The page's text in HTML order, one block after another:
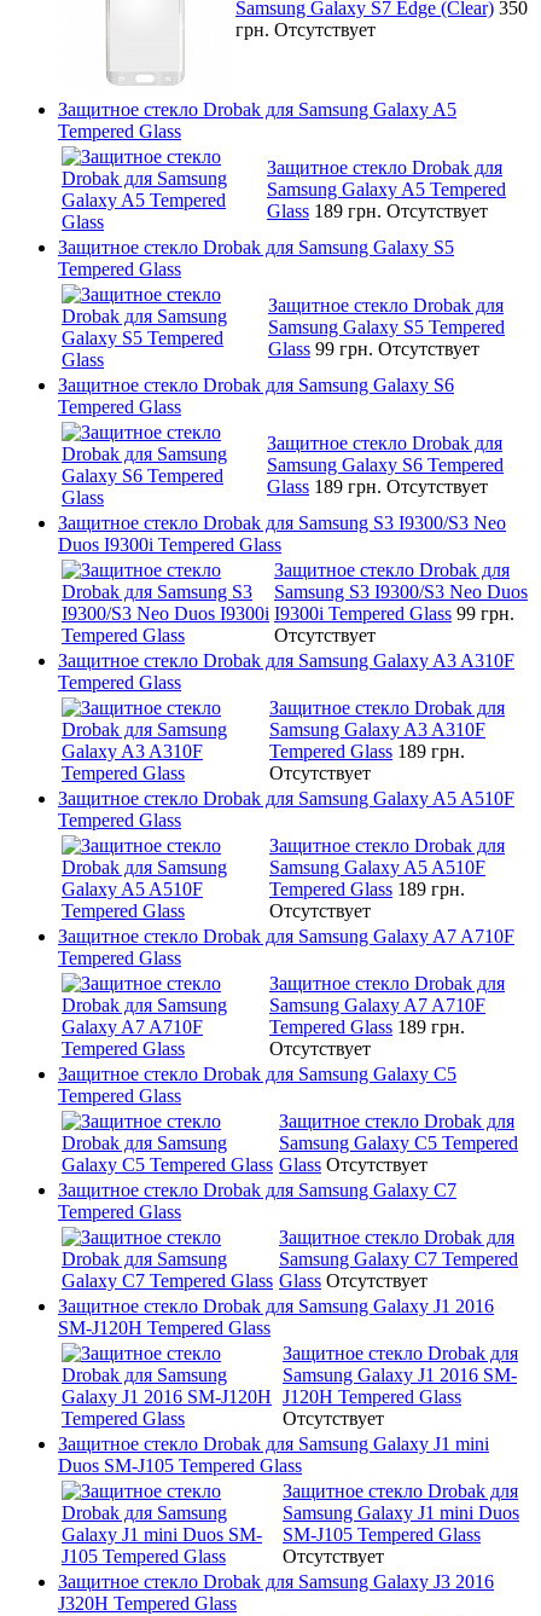
Samsung Galaxy S7 Edge (Clear) 350
грн. Отсутствует
Защитное стекло Drobak для Samsung Galaxy A5
Tempered Glass
Защитное стекло Drobak для
Samsung Galaxy A5 Tempered
Glass 189 грн. Отсутствует
Защитное стекло Drobak для Samsung Galaxy S5
Tempered Glass
Защитное стекло Drobak для
Samsung Galaxy S5 Tempered
Glass 99 грн. Отсутствует
Защитное стекло Drobak для Samsung Galaxy S6
Tempered Glass
Защитное стекло Drobak для
Samsung Galaxy S6 Tempered
Glass 189 грн. Отсутствует
Защитное стекло Drobak для Samsung S3 I9300/S3 Neo
Duos I9300i Tempered Glass
Защитное стекло Drobak для
Samsung S3 I9300/S3 Neo Duos
I9300i Tempered Glass 99 грн.
Отсутствует
Защитное стекло Drobak для Samsung Galaxy A3 A310F
Tempered Glass
Защитное стекло Drobak для
Samsung Galaxy A3 A310F
Tempered Glass 189 грн.
Отсутствует
Защитное стекло Drobak для Samsung Galaxy A5 A510F
Tempered Glass
Защитное стекло Drobak для
Samsung Galaxy A5 A510F
Tempered Glass 189 грн.
Отсутствует
Защитное стекло Drobak для Samsung Galaxy A7 A710F
Tempered Glass
Защитное стекло Drobak для
Samsung Galaxy A7 A710F
Tempered Glass 189 грн.
Отсутствует
Защитное стекло Drobak для Samsung Galaxy C5
Tempered Glass
Защитное стекло Drobak для
Samsung Galaxy C5 Tempered
Glass Отсутствует
Защитное стекло Drobak для Samsung Galaxy C7
Tempered Glass
Защитное стекло Drobak для
Samsung Galaxy C7 Tempered
Glass Отсутствует
Защитное стекло Drobak для Samsung Galaxy J1 2016
SM-J120H Tempered Glass
Защитное стекло Drobak для
Samsung Galaxy J1 2016 SM-
J120H Tempered Glass
Отсутствует
Защитное стекло Drobak для Samsung Galaxy J1 mini
Duos SM-J105 Tempered Glass
Защитное стекло Drobak для
Samsung Galaxy J1 mini Duos
SM-J105 Tempered Glass
Отсутствует
Защитное стекло Drobak для Samsung Galaxy J3 2016
J320H Tempered Glass